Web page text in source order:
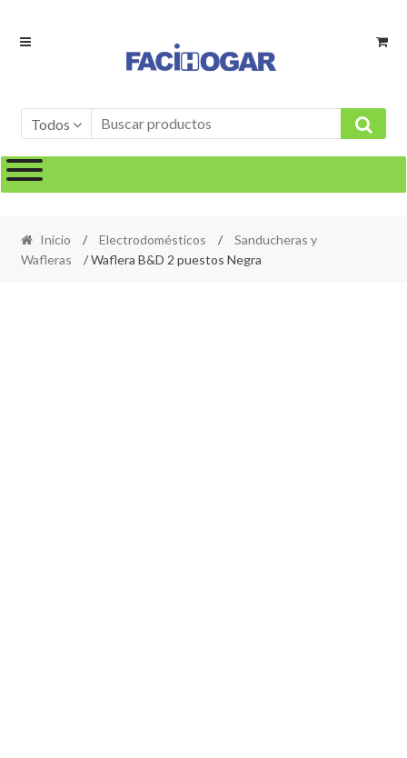
Ir
Ir
Todos
Inicio / Electrodomésticos /
Sanducheras y
Wafleras
/ Waflera B&D 2 puestos Negra